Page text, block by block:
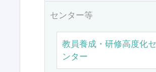
センター等
教員養成・研修高度化セ
ンター